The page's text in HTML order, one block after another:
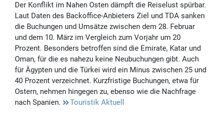
Der Konflikt im Nahen Osten dämpft die Reiselust spürbar.
Laut Daten des Backoffice-Anbieters Ziel und TDA sanken
die Buchungen und Umsätze zwischen dem 28. Februar
und dem 10. März im Vergleich zum Vorjahr um 20
Prozent. Besonders betroffen sind die Emirate, Katar und
Oman, für die es nahezu keine Neubuchungen gibt. Auch
für Ägypten und die Türkei wird ein Minus zwischen 25 und
40 Prozent verzeichnet. Kurzfristige Buchungen, etwa für
Ostern, nehmen hingegen zu, ebenso wie die Nachfrage
nach Spanien.
Touristik Aktuell